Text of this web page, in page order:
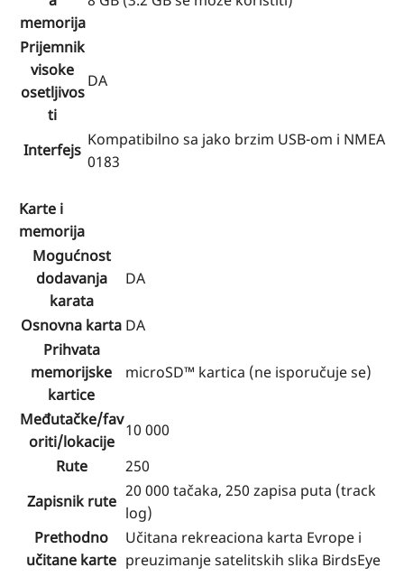
memorija
Prijemnik
visoke
osetljivos
ti
DA
Interfejs
Kompatibilno sa jako brzim USB-om i NMEA
0183
Karte i
memorija
Mogućnost
dodavanja
karata
DA
Osnovna karta DA
Prihvata
memorijske
kartice
microSD™ kartica (ne isporučuje se)
Međutačke/fav
oriti/lokacije
10 000
Rute
250
Zapisnik rute
20 000 tačaka, 250 zapisa puta (track
log)
Prethodno
učitane karte
Učitana rekreaciona karta Evrope i
preuzimanje satelitskih slika BirdsEye